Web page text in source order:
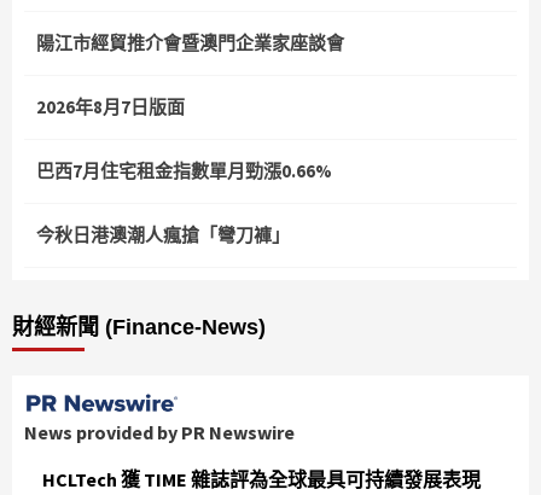
陽江市經貿推介會暨澳門企業家座談會
2026年8月7日版面
巴西7月住宅租金指數單月勁漲0.66%
今秋日港澳潮人瘋搶「彎刀褲」
財經新聞 (Finance-News)
News provided by PR Newswire
HCLTech 獲 TIME 雜誌評為全球最具可持續發展表現